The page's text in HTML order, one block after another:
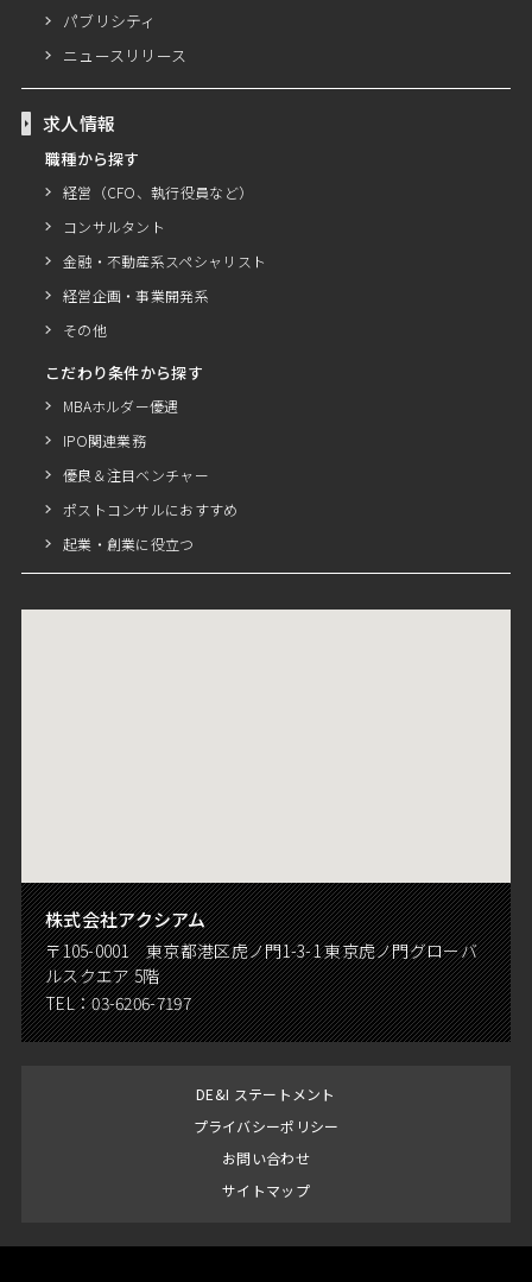
パブリシティ
ニュースリリース
求人情報
職種から探す
経営（CFO、執行役員など）
コンサルタント
金融・不動産系スペシャリスト
経営企画・事業開発系
その他
こだわり条件から探す
MBAホルダー優遇
IPO関連業務
優良＆注目ベンチャー
ポストコンサルにおすすめ
起業・創業に役立つ
株式会社アクシアム
〒105-0001 東京都港区虎ノ門1-3-1 東京虎ノ門グローバ
ルスクエア 5階
TEL：03-6206-7197
DE&I ステートメント
プライバシーポリシー
お問い合わせ
サイトマップ